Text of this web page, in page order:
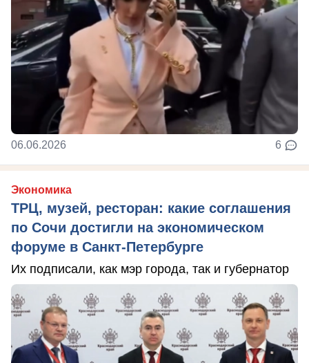
06.06.2026 6
Экономика
ТРЦ, музей, ресторан: какие соглашения
по Сочи достигли на экономическом
форуме в Санкт-Петербурге
Их подписали, как мэр города, так и губернатор